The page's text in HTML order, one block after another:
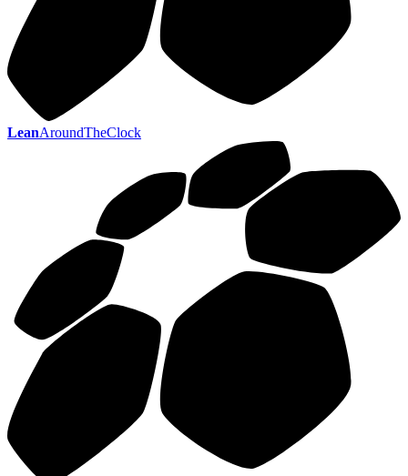
LeanAroundTheClock